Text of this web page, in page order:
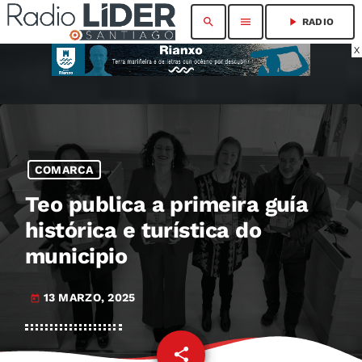
X
search menu play_arrow RADIO
COMARCA
Teo publica a primeira guía
histórica e turística do
municipio
today 13 MARZO, 2025
share
email